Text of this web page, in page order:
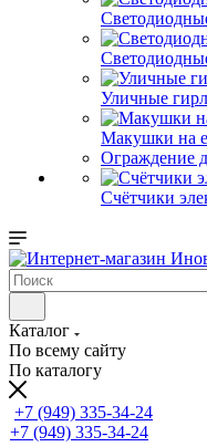
Уличные
Макушки на
Ограждение
Счётчики
Каталог
По всему сайту
По каталогу
+7 (949) 335-34-24
+7 (949) 335-34-24